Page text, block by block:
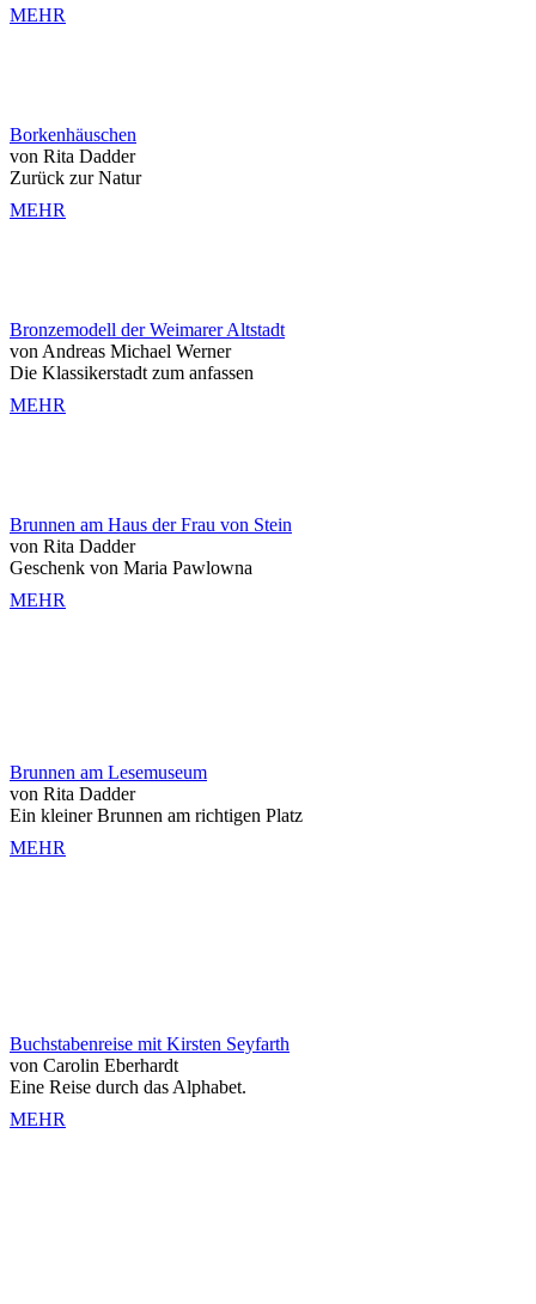
MEHR
Borkenhäuschen
von Rita Dadder
Zurück zur Natur
MEHR
Bronzemodell der Weimarer Altstadt
von Andreas Michael Werner
Die Klassikerstadt zum anfassen
MEHR
Brunnen am Haus der Frau von Stein
von Rita Dadder
Geschenk von Maria Pawlowna
MEHR
Brunnen am Lesemuseum
von Rita Dadder
Ein kleiner Brunnen am richtigen Platz
MEHR
Buchstabenreise mit Kirsten Seyfarth
von Carolin Eberhardt
Eine Reise durch das Alphabet.
MEHR